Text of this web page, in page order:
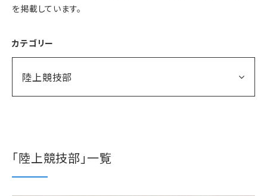
を掲載しています。
カテゴリー
陸上競技部
「陸上競技部」一覧